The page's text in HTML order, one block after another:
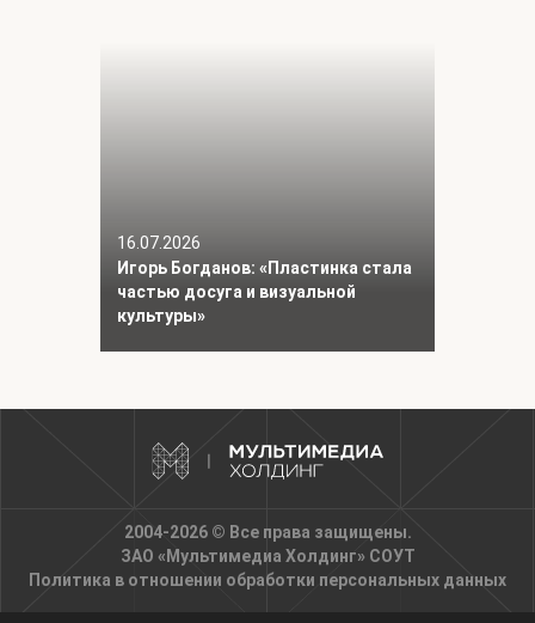
16.07.2026
Игорь Богданов: «Пластинка стала
частью досуга и визуальной
культуры»
2004-2026 © Все права защищены.
ЗАО «Мультимедиа Холдинг» СОУТ
Политика в отношении обработки персональных данных